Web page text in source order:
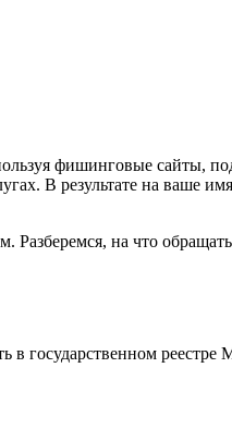
фишинговые сайты,
В результате на ваше
Разберемся, на что
в государственном